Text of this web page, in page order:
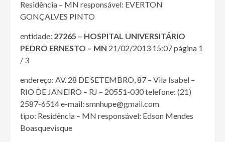
Residência – MN responsável: EVERTON
GONÇALVES PINTO
entidade: 27265 – HOSPITAL UNIVERSITÁRIO
PEDRO ERNESTO – MN 21/02/2013 15:07 página 1
/ 3
endereço: AV. 28 DE SETEMBRO, 87 – Vila Isabel –
RIO DE JANEIRO – RJ – 20551-030 telefone: (21)
2587-6514 e-mail: smnhupe@gmail.com
tipo: Residência – MN responsável: Edson Mendes
Boasquevisque